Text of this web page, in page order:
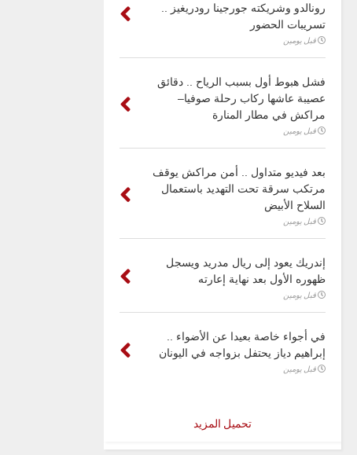
رونالدو وشريكته جورجينا رودريغيز ..
تسريبات الحضور
قبل يومين
فشل هبوط أول بسبب الرياح .. دقائق
عصيبة عاشها ركاب رحلة صوفيا–
مراكش في مطار المنارة
قبل يومين
بعد فيديو متداول .. أمن مراكش يوقف
مرتكب سرقة تحت التهديد باستعمال
السلاح الأبيض
قبل يومين
إندريك يعود إلى ريال مدريد ويسجل
ظهوره الأول بعد نهاية إعارته
قبل يومين
في أجواء خاصة بعيدا عن الأضواء ..
إبراهيم دياز يحتفل بزواجه في اليونان
قبل يومين
تحميل المزيد